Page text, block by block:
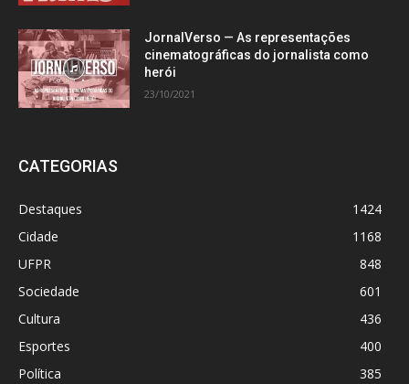
JornalVerso — As representações
cinematográficas do jornalista como
herói
23/10/2021
CATEGORIAS
Destaques
1424
Cidade
1168
UFPR
848
Sociedade
601
Cultura
436
Esportes
400
Política
385